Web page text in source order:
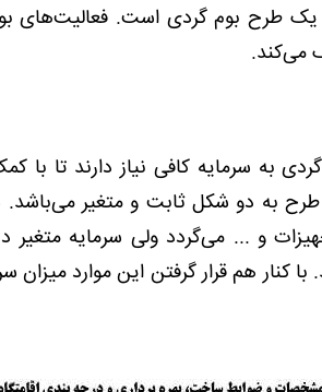
یک طرح بوم گردی است.
می‌کند.
به سرمایه کافی نیاز دارند تا با
طرح به دو شکل ثابت و متغیر
و ... می‌گردد ولی سرمایه متغیر
کنار هم قرار گرفتن این موارد